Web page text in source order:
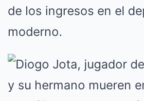
de los ingresos en el
moderno.